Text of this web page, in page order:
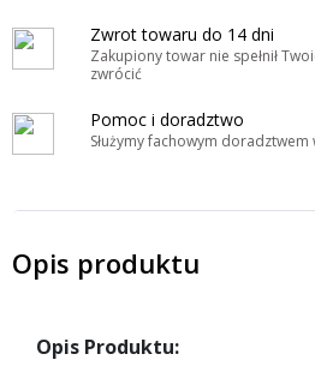
Zwrot towaru do 14 dni
Zakupiony towar nie spełnił
zwrócić
Pomoc i doradztwo
Służymy fachowym doradztwem
Opis produktu
Opis Produktu: